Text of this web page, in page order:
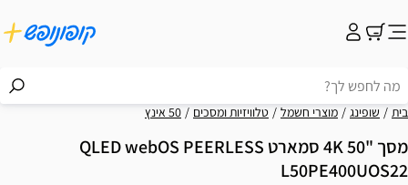
בית שופינג מוצרי חשמל טלוויזיות ומסכים 50 אינץ
מסך "50 4K סמארט QLED webOS PEERLESS
L50PE400UOS22